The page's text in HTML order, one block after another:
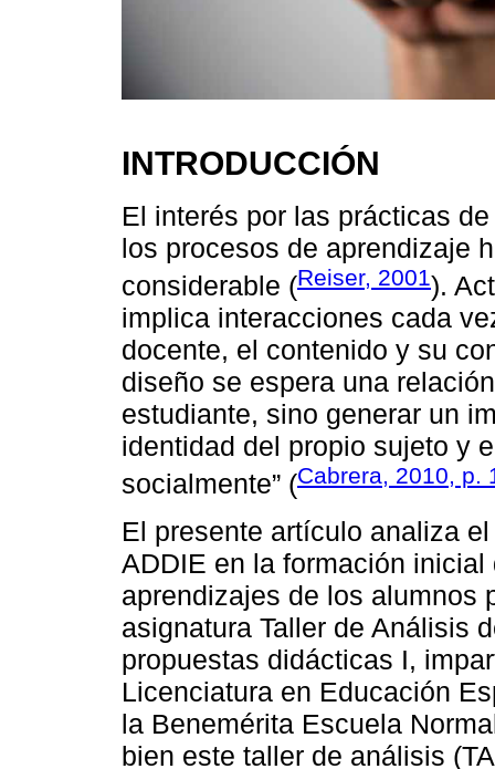
INTRODUCCIÓN
El interés por las prácticas
los procesos de aprendizaje
considerable (Reiser, 2001).
implica interacciones cada
docente, el contenido y su
diseño se espera una
estudiante, sino generar un
identidad del propio sujeto y
socialmente” (Cabrera, 2010, p.
El presente artículo analiza
ADDIE en la formación
aprendizajes de los alumnos
asignatura Taller de Análisis
propuestas didácticas I,
Licenciatura en Educación
la Benemérita Escuela
bien este taller de análisis